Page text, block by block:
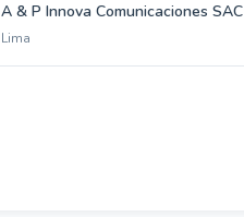
A & P Innova Comunicaciones SAC
Lima